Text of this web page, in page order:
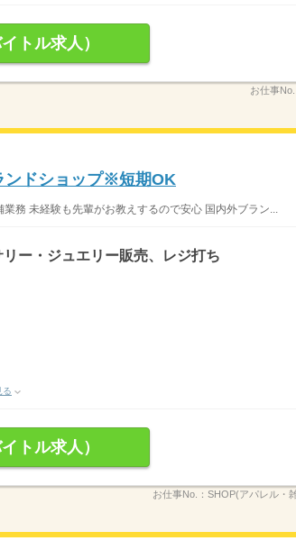
トル求人）
お仕事No.
ンドショップ※短期OK
務 未経験も先輩がお教えするので安心 国内外ブラン...
ー・ジュエリー販売、レジ打ち
る
トル求人）
お仕事No.： SHOP(アパレル・